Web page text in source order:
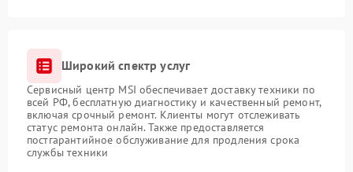
Широкий спектр услуг
Сервисный центр MSI обеспечивает доставку техники по
всей РФ, бесплатную диагностику и качественный ремонт,
включая срочный ремонт. Клиенты могут отслеживать
статус ремонта онлайн. Также предоставляется
постгарантийное обслуживание для продления срока
службы техники